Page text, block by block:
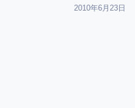
2010年6月23日